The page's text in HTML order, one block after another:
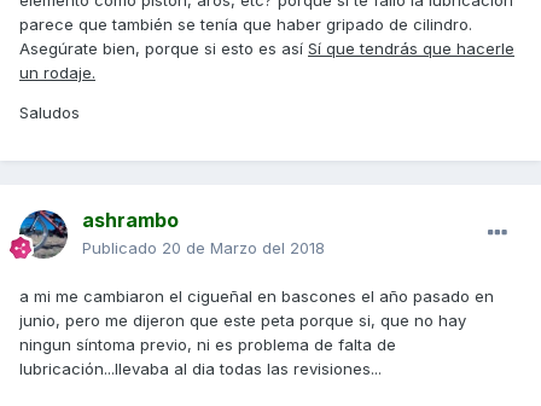
parece que también se tenía que haber gripado de cilindro.
Asegúrate bien, porque si esto es así Sí que tendrás que hacerle
un rodaje.
Saludos
ashrambo
Publicado 20 de Marzo del 2018
a mi me cambiaron el cigueñal en bascones el año pasado en
junio, pero me dijeron que este peta porque si, que no hay
ningun síntoma previo, ni es problema de falta de
lubricación...llevaba al dia todas las revisiones...